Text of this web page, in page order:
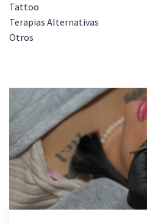
Tattoo
Terapias Alternativas
Otros